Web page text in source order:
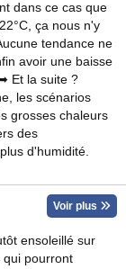
dans ce cas que
ça nous n'y
tendance ne
avoir une baisse
Et la suite ?
les scénarios
grosses chaleurs
des
d'humidité.
Voir plus
ensoleillé sur
qui pourront